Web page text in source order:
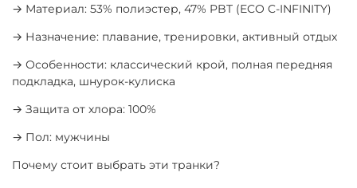
→ Материал: 53% полиэстер, 47% PBT (ECO C-INFINITY)
→ Назначение: плавание, тренировки, активный отдых
→ Особенности: классический крой, полная передняя
подкладка, шнурок-кулиска
→ Защита от хлора: 100%
→ Пол: мужчины
Почему стоит выбрать эти транки?